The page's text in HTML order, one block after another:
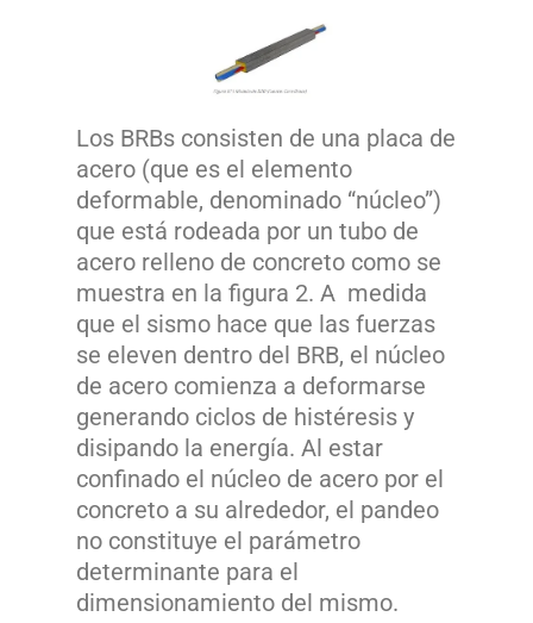
Los BRBs consisten de una placa de
acero (que es el elemento
deformable, denominado “núcleo”)
que está rodeada por un tubo de
acero relleno de concreto como se
muestra en la figura 2. A medida
que el sismo hace que las fuerzas
se eleven dentro del BRB, el núcleo
de acero comienza a deformarse
generando ciclos de histéresis y
disipando la energía. Al estar
confinado el núcleo de acero por el
concreto a su alrededor, el pandeo
no constituye el parámetro
determinante para el
dimensionamiento del mismo.